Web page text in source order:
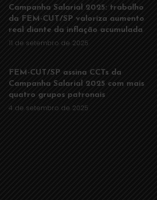
Campanha Salarial 2025: trabalho
da FEM-CUT/SP valoriza aumento
real diante da inflação acumulada
11 de setembro de 2025
FEM-CUT/SP assina CCTs da
Campanha Salarial 2025 com mais
quatro grupos patronais
4 de setembro de 2025